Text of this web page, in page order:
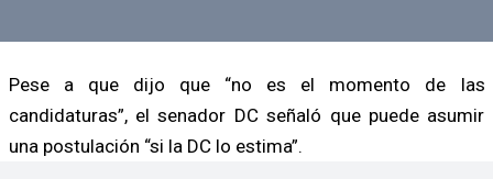
Pese a que dijo que “no es el momento de las
candidaturas”, el senador DC señaló que puede asumir
una postulación “si la DC lo estima”.